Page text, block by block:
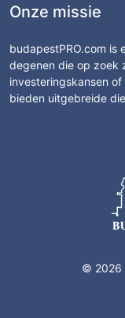
Onze missie
budapestPRO.com is
degenen die op zoek
investeringskansen
bieden uitgebreide
© 2026